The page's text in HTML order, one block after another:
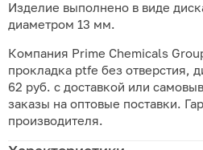
Изделие выполнено в виде
диаметром 13 мм.
Компания Prime Chemicals
прокладка ptfe без отверстия,
62 руб. с доставкой или
заказы на оптовые поставки.
производителя.